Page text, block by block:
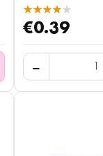
★★★★★
€0.39